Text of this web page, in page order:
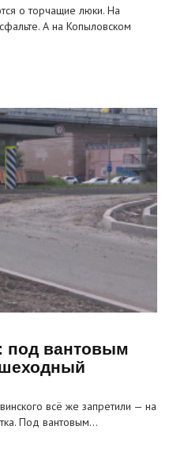
о торчащие люки. На
А на Копыловском
под вантовым
всё же запретили — на
Под вантовым…